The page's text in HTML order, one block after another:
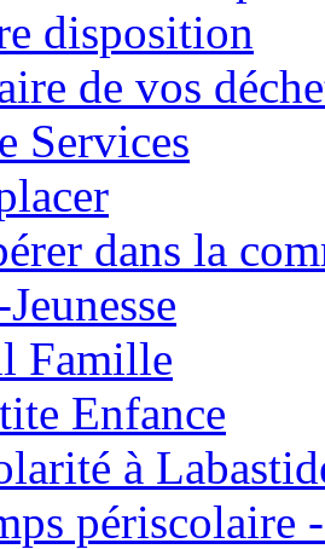
disposition
de vos
Services
dans la
Famille
Enfance
à
périscolaire